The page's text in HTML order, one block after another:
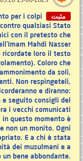
مثبت
per i colpi
qualsiasi Stato
con il pretesto che
Mahdi Nasser
ricordate loro il testo
Coloro che
da soli,
Non respingeteli,
e diranno:
seguito consigli del
i vecchi comunicati
questo momento è
non un monito. Ogni
E a chi è stata
dei musulmani e a
bene abbondante.